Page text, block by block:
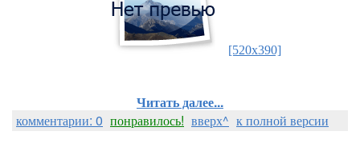
[520x390]
Читать далее...
комментарии: 0 понравилось! вверх^ к полной версии